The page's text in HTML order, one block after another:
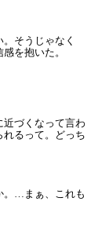
そうじゃなく
を抱いた。
近づくなって言わ
るって。どっち
。…まぁ、これも